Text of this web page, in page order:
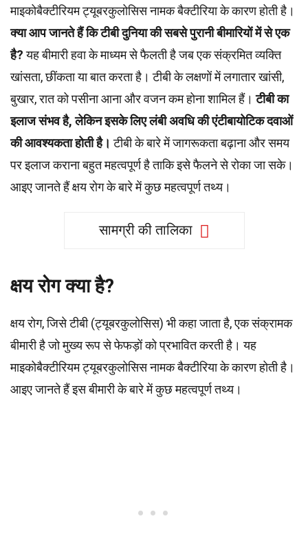
माइकोबैक्टीरियम ट्यूबरकुलोसिस नामक बैक्टीरिया के कारण होती है।
क्या आप जानते हैं कि टीबी दुनिया की सबसे पुरानी बीमारियों में से एक
है?यह बीमारी हवा के माध्यम से फैलती है जब एक संक्रमित व्यक्ति
खांसता, छींकता या बात करता है। टीबी के लक्षणों में लगातार खांसी,
बुखार, रात को पसीना आना और वजन कम होना शामिल हैं।टीबी का
इलाज संभव है, लेकिन इसके लिए लंबी अवधि की एंटीबायोटिक दवाओं
की आवश्यकता होती है। टीबी के बारे में जागरूकता बढ़ाना और समय
पर इलाज कराना बहुत महत्वपूर्ण है ताकि इसे फैलने से रोका जा सके।
आइए जानते हैं क्षय रोग के बारे में कुछ महत्वपूर्ण तथ्य।
सामग्री की तालिका
क्षय रोग क्या है?
क्षय रोग, जिसे टीबी (ट्यूबरकुलोसिस) भी कहा जाता है, एक संक्रामक
बीमारी है जो मुख्य रूप से फेफड़ों को प्रभावित करती है। यह
माइकोबैक्टीरियम ट्यूबरकुलोसिस नामक बैक्टीरिया के कारण होती है।
आइए जानते हैं इस बीमारी के बारे में कुछ महत्वपूर्ण तथ्य।